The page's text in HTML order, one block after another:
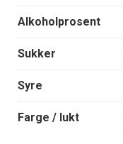
Alkoholprosent
Sukker
Syre
Farge / lukt